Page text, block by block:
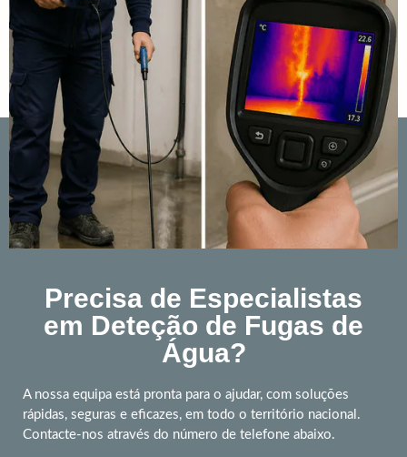
Precisa de Especialistas
em Deteção de Fugas de
Água?
A nossa equipa está pronta para o ajudar, com soluções
rápidas, seguras e eficazes, em todo o território nacional.
Contacte-nos através do número de telefone abaixo.